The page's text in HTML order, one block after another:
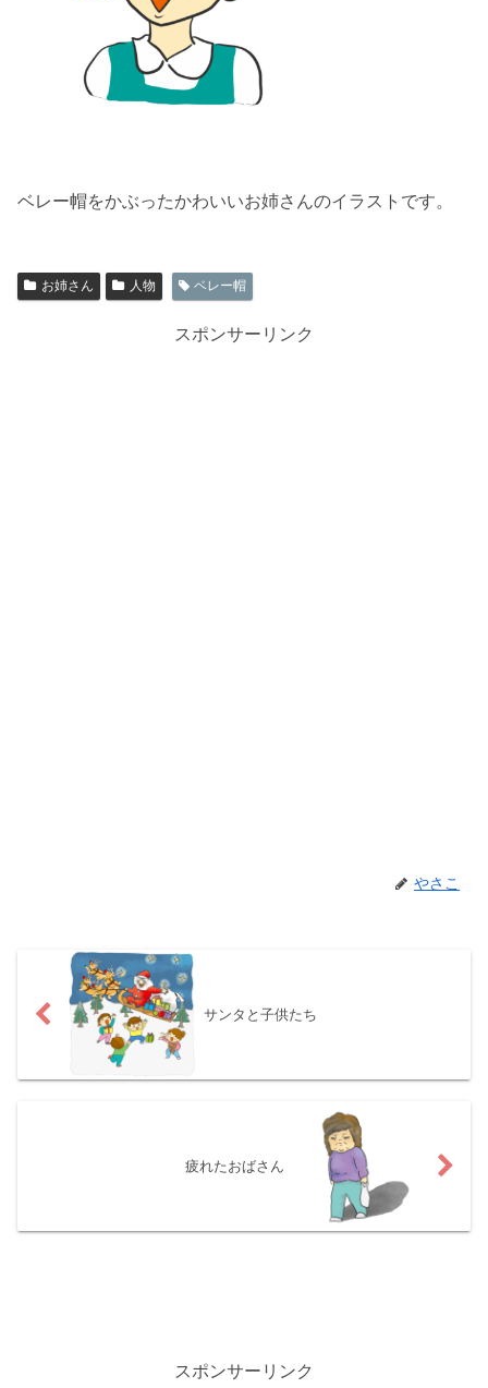
ベレー帽をかぶったかわいいお姉さんのイラストです。
お姉さん 人物 ベレー帽
スポンサーリンク
やさこ
サンタと子供たち
疲れたおばさん
スポンサーリンク